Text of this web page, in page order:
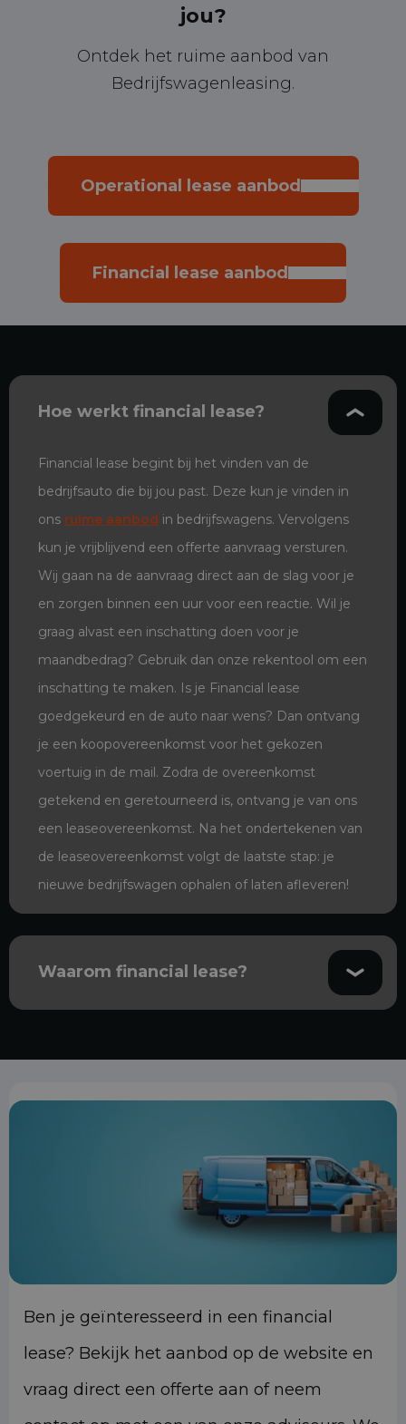
jou?
Ontdek het ruime aanbod van
Bedrijfswagenleasing.
Operational lease aanbod
Financial lease aanbod
Hoe werkt financial lease?
Financial lease begint bij het vinden van de
bedrijfsauto die bij jou past. Deze kun je vinden in
ons ruime aanbod in bedrijfswagens. Vervolgens
kun je vrijblijvend een offerte aanvraag versturen.
Wij gaan na de aanvraag direct aan de slag voor je
en zorgen binnen een uur voor een reactie. Wil je
graag alvast een inschatting doen voor je
maandbedrag? Gebruik dan onze rekentool om een
inschatting te maken. Is je Financial lease
goedgekeurd en de auto naar wens? Dan ontvang
je een koopovereenkomst voor het gekozen
voertuig in de mail. Zodra de overeenkomst
getekend en geretourneerd is, ontvang je van ons
een leaseovereenkomst. Na het ondertekenen van
de leaseovereenkomst volgt de laatste stap: je
nieuwe bedrijfswagen ophalen of laten afleveren!
Waarom financial lease?
Ben je geïnteresseerd in een financial
lease? Bekijk het aanbod op de website en
vraag direct een offerte aan of neem